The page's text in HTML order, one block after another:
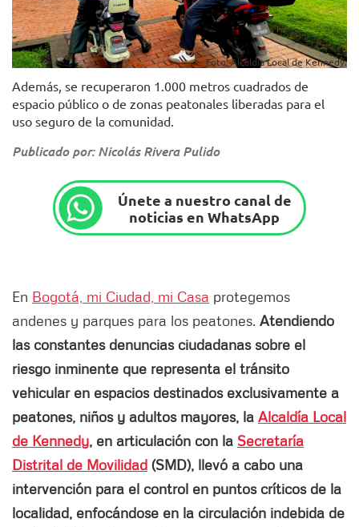
Foto: Alcaldía Local de Kennedy.
Además, se recuperaron 1.000 metros cuadrados de
espacio público o de zonas peatonales liberadas para el
uso seguro de la comunidad.
Publicado por: Nicolás Rivera Pulido
Únete a nuestro canal de
noticias en WhatsApp
En Bogotá, mi Ciudad, mi Casa protegemos
andenes y parques para los peatones. Atendiendo
las constantes denuncias ciudadanas sobre el
riesgo inminente que representa el tránsito
vehicular en espacios destinados exclusivamente a
peatones, niños y adultos mayores, la Alcaldía Local
de Kennedy, en articulación con la Secretaría
Distrital de Movilidad (SMD), llevó a cabo una
intervención para el control en puntos críticos de la
localidad, enfocándose en la circulación indebida de